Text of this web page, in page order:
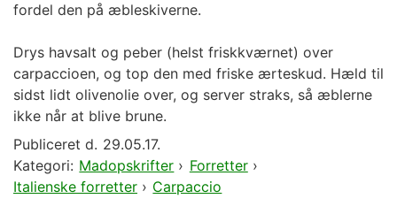
fordel den på æbleskiverne.
Drys havsalt og peber (helst friskkværnet) over
carpaccioen, og top den med friske ærteskud. Hæld til
sidst lidt olivenolie over, og server straks, så æblerne
ikke når at blive brune.
Publiceret d. 29.05.17.
Kategori: Madopskrifter › Forretter›
Italienske forretter › Carpaccio